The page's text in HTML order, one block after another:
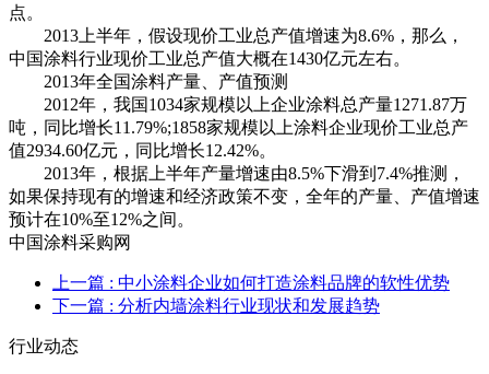
点。
2013上半年，假设现价工业总产值增速为8.6%，那么，
中国涂料行业现价工业总产值大概在1430亿元左右。
2013年全国涂料产量、产值预测
2012年，我国1034家规模以上企业涂料总产量1271.87万
吨，同比增长11.79%;1858家规模以上涂料企业现价工业总产
值2934.60亿元，同比增长12.42%。
2013年，根据上半年产量增速由8.5%下滑到7.4%推测，
如果保持现有的增速和经济政策不变，全年的产量、产值增速
预计在10%至12%之间。
中国涂料采购网
上一篇 : 中小涂料企业如何打造涂料品牌的软性优势
下一篇 : 分析内墙涂料行业现状和发展趋势
行业动态